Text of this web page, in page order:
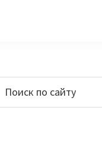
Основной